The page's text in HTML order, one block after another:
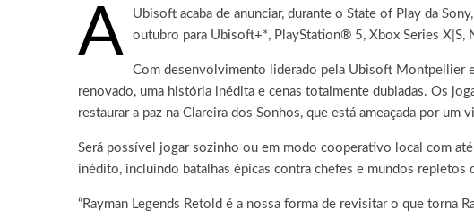
A Ubisoft acaba de anunciar, durante o State of Play da
outubro para Ubisoft+*, PlayStation® 5, Xbox Series
Com desenvolvimento liderado pela Ubisoft Montpellier
renovado, uma história inédita e cenas totalmente dubladas. Os
restaurar a paz na Clareira dos Sonhos, que está ameaçada por
Será possível jogar sozinho ou em modo cooperativo local com
inédito, incluindo batalhas épicas contra chefes e mundos repletos
“Rayman Legends Retold é a nossa forma de revisitar o que torna